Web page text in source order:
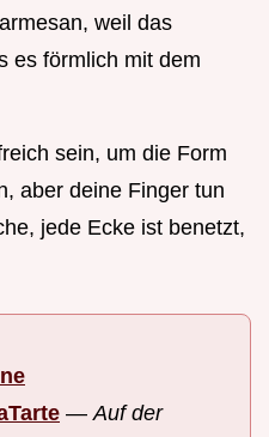
weil das
es förmlich mit dem
sein, um die Form
aber deine Finger tun
jede Ecke ist benetzt,
—Auf der